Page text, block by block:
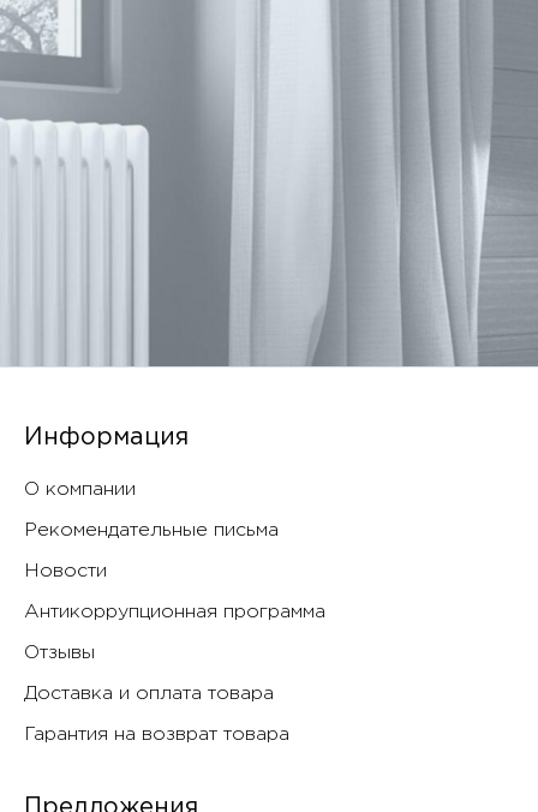
Информация
О компании
Рекомендательные письма
Новости
Антикоррупционная программа
Отзывы
Доставка и оплата товара
Гарантия на возврат товара
Предложения